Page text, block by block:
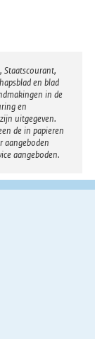
Staatscourant,
en blad
in de
en
uitgegeven.
de in papieren
aangeboden
aangeboden.